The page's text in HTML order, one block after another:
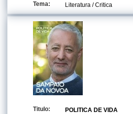
Tema:
Literatura / Critica
Titulo:
POLITICA DE VIDA